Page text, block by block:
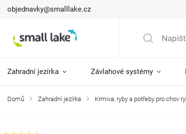
objednavky@smalllake.cz
Zahradní jezírka Závlahové systémy
Domů / Zahradní jezírka / Krmiva, ryby a potřeby pro chov